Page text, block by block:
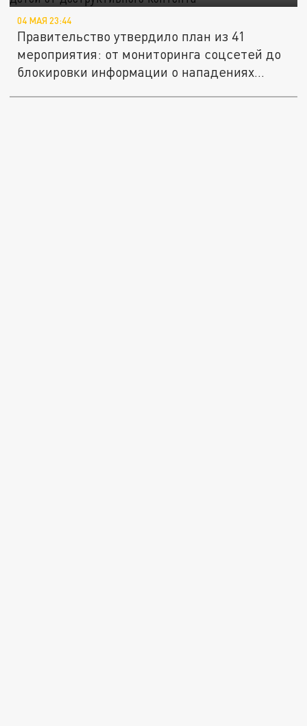
04 МАЯ 23:44
Правительство утвердило план из 41
мероприятия: от мониторинга соцсетей до
блокировки информации о нападениях...